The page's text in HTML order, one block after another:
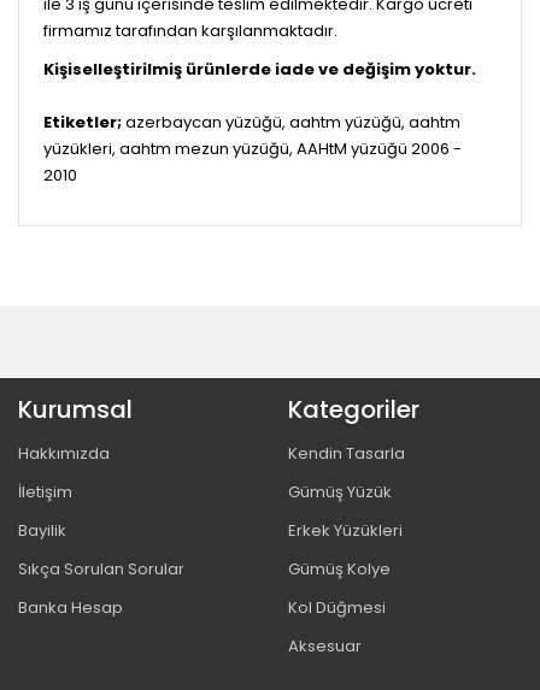
firmamız tarafından karşılanmaktadır.
Kişiselleştirilmiş ürünlerde iade ve değişim yoktur.
Etiketler;azerbaycan yüzüğü, aahtm yüzüğü, aahtm
yüzükleri, aahtm mezun yüzüğü, AAHtM yüzüğü 2006 -
2010
Kurumsal
Hakkımızda
İletişim
Bayilik
Sıkça Sorulan Sorular
Banka Hesap
Kategoriler
Kendin Tasarla
Gümüş Yüzük
Erkek Yüzükleri
Gümüş Kolye
Kol Düğmesi
Aksesuar